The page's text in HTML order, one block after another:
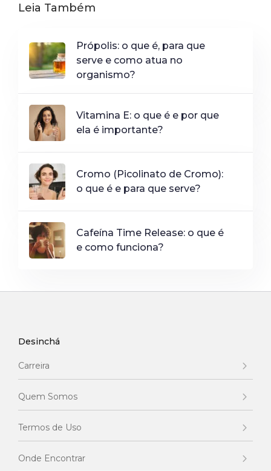
Leia Também
Própolis: o que é, para que
serve e como atua no
organismo?
Vitamina E: o que é e por que
ela é importante?
Cromo (Picolinato de Cromo):
o que é e para que serve?
Cafeína Time Release: o que é
e como funciona?
Desinchá
Carreira
Quem Somos
Termos de Uso
Onde Encontrar